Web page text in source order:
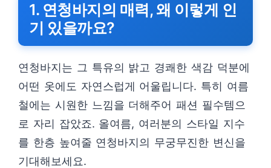
1. 연청바지의 매력, 왜 이렇게 인
기 있을까요?
연청바지는 그 특유의 밝고 경쾌한 색감 덕분에
어떤 옷에도 자연스럽게 어울립니다. 특히 여름
철에는 시원한 느낌을 더해주어 패션 필수템으
로 자리 잡았죠. 올여름, 여러분의 스타일 지수
를 한층 높여줄 연청바지의 무궁무진한 변신을
기대해보세요.